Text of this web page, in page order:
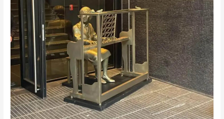
Día
del
Cuarteto,
la
figura
de
Leonor
Marzano
encuentra
un
nuevo